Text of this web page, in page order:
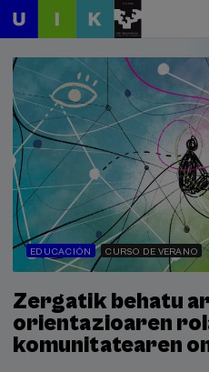
EDUCACIÓN CURSO DE VERANO
Zergatik behatu
orientazioaren
komunitatearen